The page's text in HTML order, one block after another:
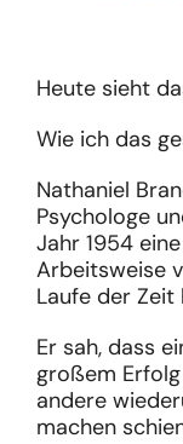
Heute sieht
Wie ich das
Nathaniel
Psychologe
Jahr 1954
Arbeitsweise
Laufe der
Er sah, dass
großem
andere
machen